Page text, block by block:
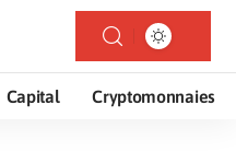
Capital Cryptomonnaies